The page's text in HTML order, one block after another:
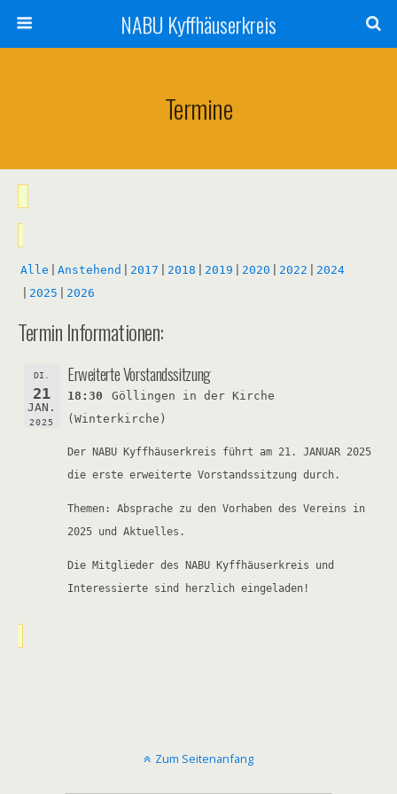
NABU Kyffhäuserkreis
Termine
Alle Anstehend 2017 2018 2019 2020 2022
2024
2025
2026
Termin Informationen:
DI.
21
JAN.
2025
Erweiterte Vorstandssitzung
18:30
Göllingen in der Kirche
(Winterkirche)
Der NABU Kyffhäuserkreis führt am 21. JANUAR 2025
die erste erweiterte Vorstandssitzung durch.
Themen: Absprache zu den Vorhaben des Vereins in
2025 und Aktuelles.
Die Mitglieder des NABU Kyffhäuserkreis und
Interessierte sind herzlich eingeladen!
Zum Seitenanfang